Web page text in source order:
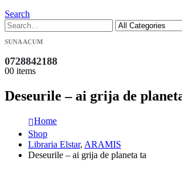
Search
SUNA ACUM
0728842188
00 items
Deseurile – ai grija de
Home
Shop
Libraria Elstar, ARAMIS
Deseurile – ai grija de planeta ta